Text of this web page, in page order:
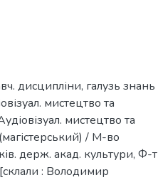
дисципліни, галузь знань
мистецтво та
мистецтво та
/ М-во
держ. акад. культури, Ф-т
: Володимир